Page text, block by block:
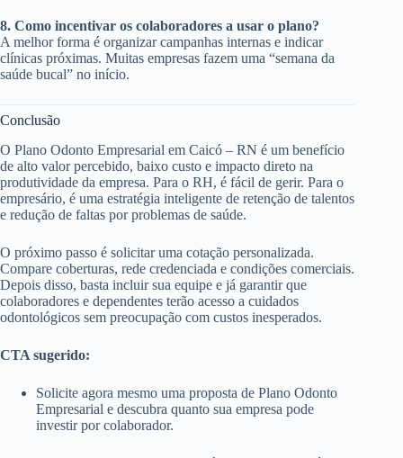
8. Como incentivar os colaboradores a usar o plano?
A melhor forma é organizar campanhas internas e indicar
clínicas próximas. Muitas empresas fazem uma “semana da
saúde bucal” no início.
Conclusão
O Plano Odonto Empresarial em Caicó – RN é um benefício
de alto valor percebido, baixo custo e impacto direto na
produtividade da empresa. Para o RH, é fácil de gerir. Para o
empresário, é uma estratégia inteligente de retenção de talentos
e redução de faltas por problemas de saúde.
O próximo passo é solicitar uma cotação personalizada.
Compare coberturas, rede credenciada e condições comerciais.
Depois disso, basta incluir sua equipe e já garantir que
colaboradores e dependentes terão acesso a cuidados
odontológicos sem preocupação com custos inesperados.
CTA sugerido:
Solicite agora mesmo uma proposta de Plano Odonto
Empresarial e descubra quanto sua empresa pode
investir por colaborador.